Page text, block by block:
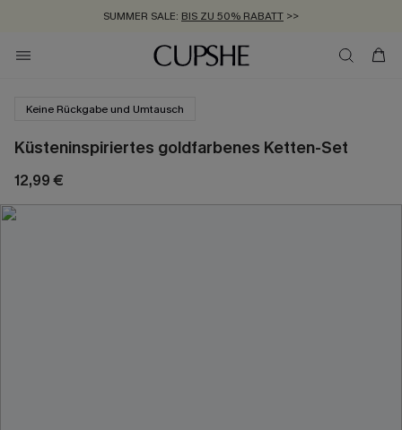
SUMMER SALE: BIS ZU 50% RABATT >>
ZUM NEWSLETTER:BIS ZU -20% EXTRA ERHALTEN
KOSTENLOSER VERSAND AB 89 €
Keine Rückgabe und Umtausch
Küsteninspiriertes goldfarbenes Ketten-Set
12,99 €